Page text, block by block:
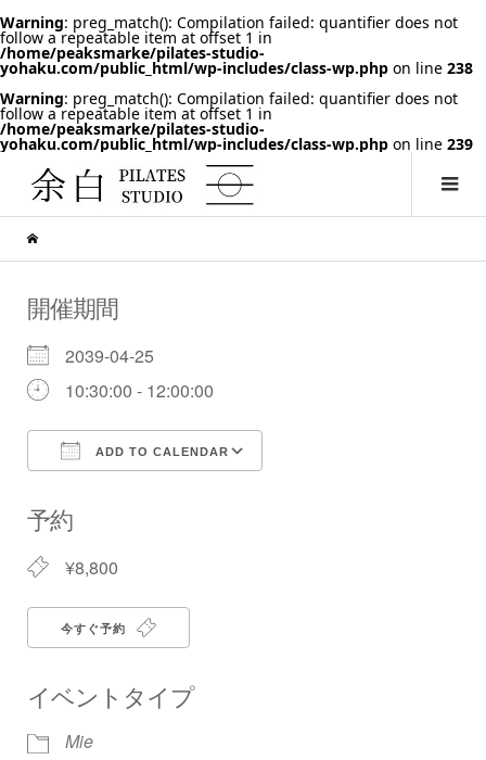
Warning: preg_match(): Compilation failed: quantifier does not
follow a repeatable item at offset 1 in
/home/peaksmarke/pilates-studio-
yohaku.com/public_html/wp-includes/class-wp.php on line 238
Warning: preg_match(): Compilation failed: quantifier does not
follow a repeatable item at offset 1 in
/home/peaksmarke/pilates-studio-
yohaku.com/public_html/wp-includes/class-wp.php on line 239
開催期間
2039-04-25
10:30:00 - 12:00:00
ADD TO CALENDAR
予約
¥8,800
今すぐ予約
イベントタイプ
Mie